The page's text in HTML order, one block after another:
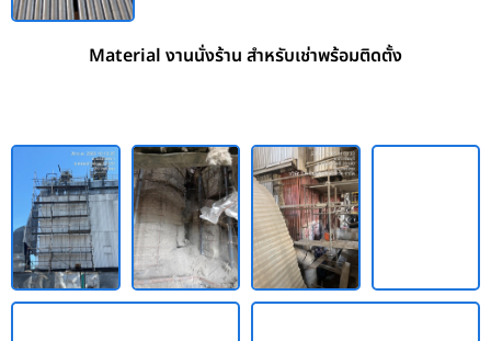
Material งานนั่งร้าน สำหรับเช่าพร้อมติดตั้ง